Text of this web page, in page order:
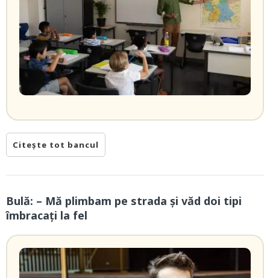
Citește tot bancul
Bulă: – Mă plimbam pe strada și văd doi tipi
îmbracați la fel